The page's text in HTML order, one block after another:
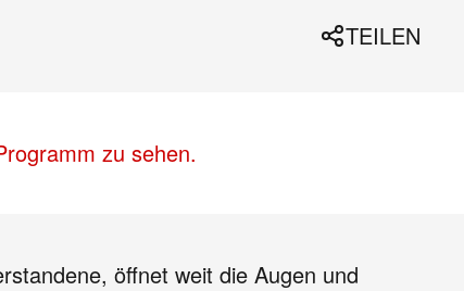
TEILEN
zu sehen.
öffnet weit die Augen und